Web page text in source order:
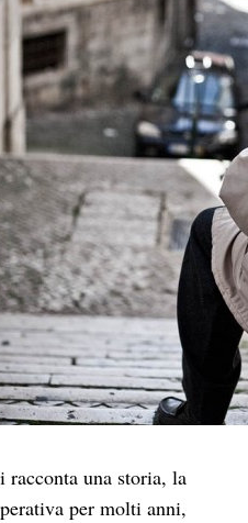
una storia, la
per molti anni,